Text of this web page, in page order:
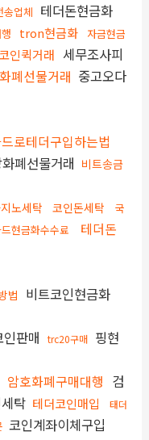
송업체 테더돈현금화
tron현금화
자금현금
인퀵거래 세무조사피
폐선물거래 중고오다
로테더구입하는법
폐선물거래 비트송금
노세탁 코인돈세탁
국
현금화수수료
테더돈
법 비트코인현금화
판매 trc20구매 핑현
암호화폐구매대행 검
탁 테더코인매입
태더
코인계좌이체구입